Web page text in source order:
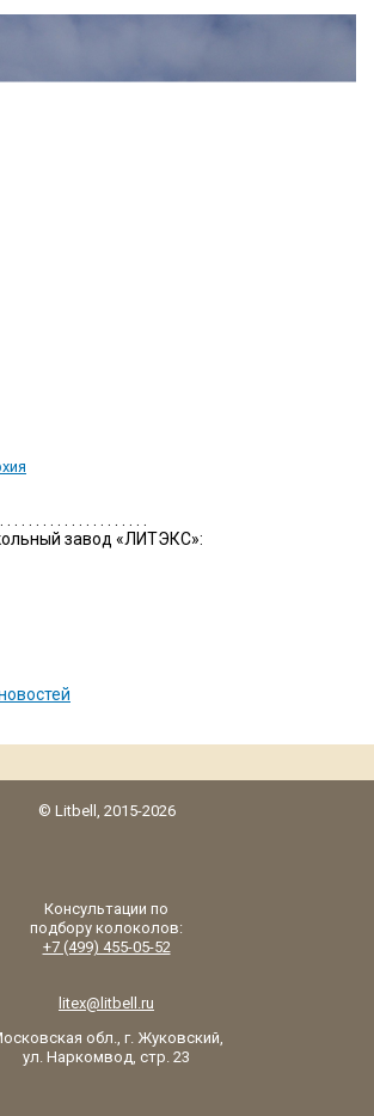
завод «ЛИТЭКС»:
© Litbell, 2015-2026
Консультации по
подбору колоколов:
+7 (499) 455-05-52
litex@litbell.ru
обл., г. Жуковский,
ул. Наркомвод, стр. 23